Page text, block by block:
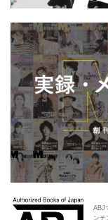
ABJ
ンテ